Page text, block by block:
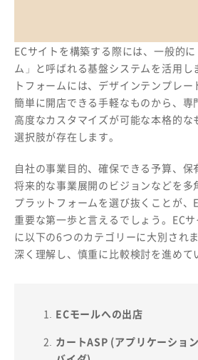
ECサイトを構築する際には、一般的
ム」と呼ばれる基盤システムを活用し
トフォームには、デザインテンプレ
簡単に開店できる手軽なものから、専
高度なカスタマイズが可能な本格的な
選択肢が存在します。
自社の事業目的、確保できる予算、保
将来的な事業展開のビジョンなどを多
プラットフォームを選び抜くことが、
重要な第一歩と言えるでしょう。EC
に以下の6つのカテゴリーに大別され
深く理解し、慎重に比較検討を進めて
ECモールへの出店
カートASP (アプリケーショ